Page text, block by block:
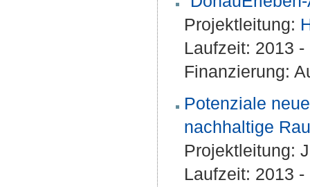
Projektleitung:
Laufzeit: 2013
Finanzierung:
Potenziale
nachhaltige
Projektleitung:
Laufzeit: 2013